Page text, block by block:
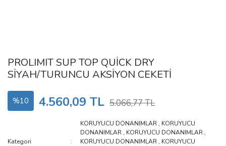
PROLIMIT SUP TOP QUİCK DRY
SİYAH/TURUNCU AKSİYON CEKETİ
%10 4.560,09 TL 5.066,77 TL
Kategori
KORUYUCU DONANIMLAR , KORUYUCU
DONANIMLAR , KORUYUCU DONANIMLAR ,
KORUYUCU DONANIMLAR , KORUYUCU